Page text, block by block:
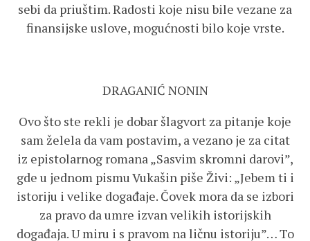
sebi da priuštim. Radosti koje nisu bile vezane za
finansijske uslove, mogućnosti bilo koje vrste.
DRAGANIĆ NONIN
Ovo što ste rekli je dobar šlagvort za pitanje koje
sam želela da vam postavim, a vezano je za citat
iz epistolarnog romana „Sasvim skromni darovi”,
gde u jednom pismu Vukašin piše Živi: „Jebem ti i
istoriju i velike događaje. Čovek mora da se izbori
za pravo da umre izvan velikih istorijskih
događaja. U miru i s pravom na ličnu istoriju”… To